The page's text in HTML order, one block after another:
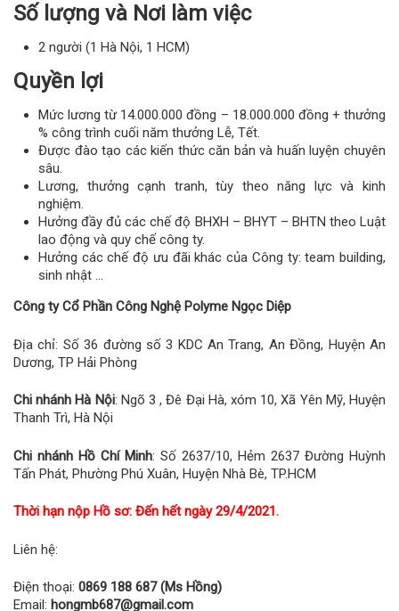
Số lượng và Nơi làm việc
2 người (1 Hà Nội, 1 HCM)
Quyền lợi
Mức lương từ 14.000.000 đồng – 18.000.000 đồng + thưởng
% công trình cuối năm thưởng Lễ, Tết.
Được đào tạo các kiến thức căn bản và huấn luyện chuyên
sâu.
Lương, thưởng cạnh tranh, tùy theo năng lực và kinh
nghiệm.
Hưởng đầy đủ các chế độ BHXH – BHYT – BHTN theo Luật
lao động và quy chế công ty.
Hưởng các chế độ ưu đãi khác của Công ty: team building,
sinh nhật …
Công ty Cổ Phần Công Nghệ Polyme Ngọc Diệp
Địa chỉ: Số 36 đường số 3 KDC An Trang, An Đồng, Huyện An
Dương, TP Hải Phòng
Chi nhánh Hà Nội: Ngõ 3 , Đê Đại Hà, xóm 10, Xã Yên Mỹ, Huyện
Thanh Trì, Hà Nội
Chi nhánh Hồ Chí Minh: Số 2637/10, Hẻm 2637 Đường Huỳnh
Tấn Phát, Phường Phú Xuân, Huyện Nhà Bè, TP.HCM
Thời hạn nộp Hồ sơ: Đến hết ngày 29/4/2021.
Liên hệ:
Điện thoại: 0869 188 687 (Ms Hồng)
Email: hongmb687@gmail.com